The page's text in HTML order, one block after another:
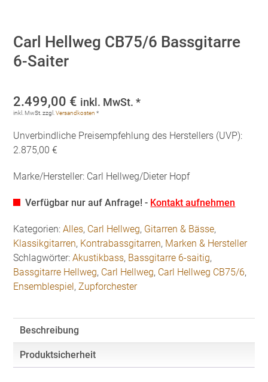
Carl Hellweg CB75/6 Bassgitarre
6-Saiter
2.499,00 € inkl. MwSt. *
inkl. MwSt. zzgl.Versandkosten *
Unverbindliche Preisempfehlung des Herstellers (UVP):
2.875,00 €
Marke/Hersteller: Carl Hellweg/Dieter Hopf
Verfügbar nur auf Anfrage! - Kontakt aufnehmen
Kategorien:Alles, Carl Hellweg, Gitarren & Bässe,
Klassikgitarren, Kontrabassgitarren, Marken & Hersteller
Schlagwörter:Akustikbass, Bassgitarre 6-saitig,
Bassgitarre Hellweg, Carl Hellweg, Carl Hellweg CB75/6,
Ensemblespiel ,Zupforchester
Beschreibung
Produktsicherheit